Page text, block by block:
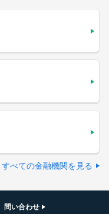
すべての金融機関を見る
問い合わせ